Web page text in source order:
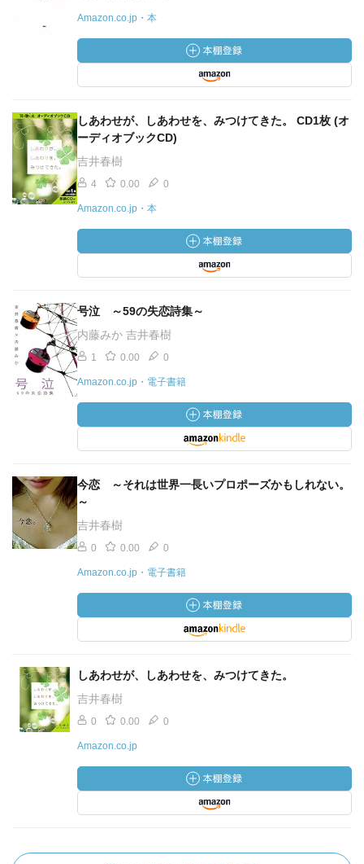
Amazon.co.jp・本
しあわせが、しあわせを、みつけてきた。 CD1枚 (オ
ーディオブックCD)
吉井春樹
4 0.00 0
Amazon.co.jp・本
号泣 ～59の失恋詩集～
内藤みか 吉井春樹
1 0.00 0
Amazon.co.jp・電子書籍
今恋 ～それは世界一長いプロポーズかもしれない。
～
吉井春樹
0 0.00 0
Amazon.co.jp・電子書籍
しあわせが、しあわせを、みつけてきた。
吉井春樹
0 0.00 0
Amazon.co.jp